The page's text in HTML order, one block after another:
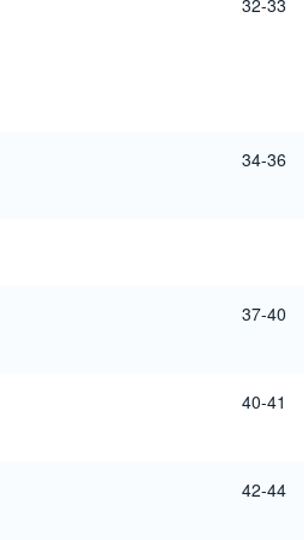
32-33
34-36
37-40
40-41
42-44